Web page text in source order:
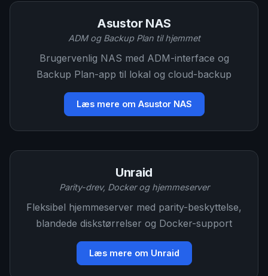
Asustor NAS
ADM og Backup Plan til hjemmet
Brugervenlig NAS med ADM-interface og
Backup Plan-app til lokal og cloud-backup
Læs mere om Asustor NAS
Unraid
Parity-drev, Docker og hjemmeserver
Fleksibel hjemmeserver med parity-beskyttelse,
blandede diskstørrelser og Docker-support
Læs mere om Unraid